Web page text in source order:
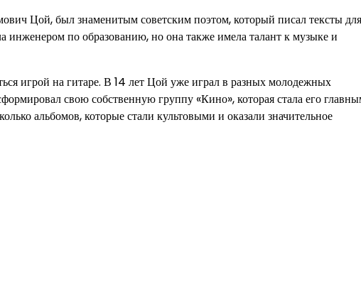
Цой, был знаменитым советским поэтом, который писал тексты для
по образованию, но она также имела талант к музыке и
игрой на гитаре. В 14 лет Цой уже играл в разных молодежных
свою собственную группу «Кино», которая стала его
альбомов, которые стали культовыми и оказали значительное